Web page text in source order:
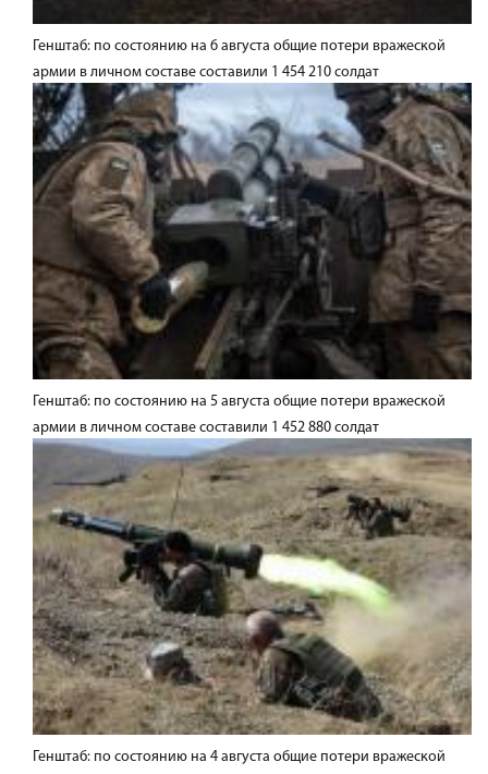
Генштаб: по состоянию на 6 августа общие потери вражеской
армии в личном составе составили 1 454 210 солдат
Генштаб: по состоянию на 5 августа общие потери вражеской
армии в личном составе составили 1 452 880 солдат
Генштаб: по состоянию на 4 августа общие потери вражеской